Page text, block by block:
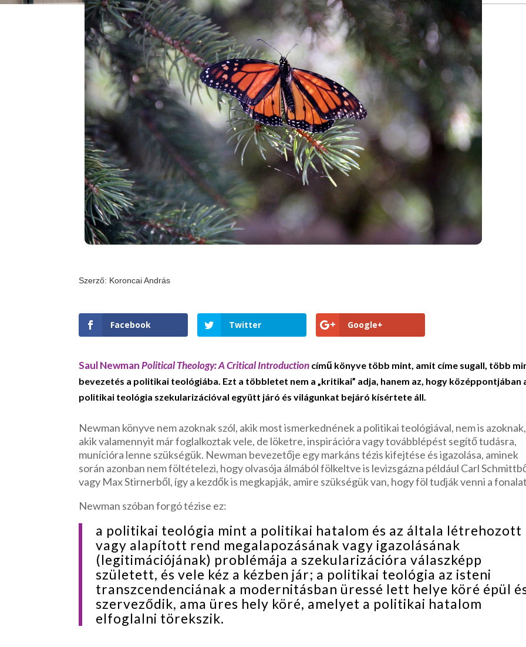
Szerző: Koroncai András
Facebook Twitter Google+
Saul NewmanPolitical Theology: A Critical Introduction című könyve több mint, amit címe sugall, több
bevezetés a politikai teológiába. Ezt a többletet nem a „kritikai” adja, hanem az, hogy középpontjában
politikai teológia szekularizációval együtt járó és világunkat bejáró kísértete áll.
Newman könyve nem azoknak szól, akik most ismerkednének a politikai teológiával, nem is azoknak,
akik valamennyit már foglalkoztak vele, de löketre, inspirációra vagy továbblépést segítő tudásra,
munícióra lenne szükségük. Newman bevezetője egy markáns tézis kifejtése és igazolása, aminek
során azonban nem föltételezi, hogy olvasója álmából fölkeltve is levizsgázna például Carl
vagy Max Stirnerből, így a kezdők is megkapják, amire szükségük van, hogy föl tudják venni a
Newman szóban forgó tézise ez:
a politikai teológia mint a politikai hatalom és az általa létrehozott
vagy alapított rend megalapozásának vagy igazolásának
(legitimációjának) problémája a szekularizációra válaszképp
született, és vele kéz a kézben jár; a politikai teológia az isteni
transzcendenciának a modernitásban üressé lett helye köré épül
szerveződik, ama üres hely köré, amelyet a politikai hatalom
elfoglalni törekszik.